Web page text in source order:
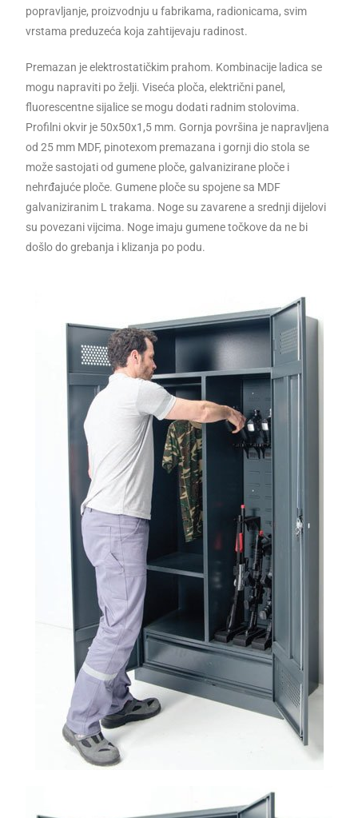
popravljanje, proizvodnju u fabrikama, radionicama, svim
vrstama preduzeća koja zahtijevaju radinost.
Premazan je elektrostatičkim prahom. Kombinacije ladica se
mogu napraviti po želji. Viseća ploča, električni panel,
fluorescentne sijalice se mogu dodati radnim stolovima.
Profilni okvir je 50x50x1,5 mm. Gornja površina je napravljena
od 25 mm MDF, pinotexom premazana i gornji dio stola se
može sastojati od gumene ploče, galvanizirane ploče i
nehrđajuće ploče. Gumene ploče su spojene sa MDF
galvaniziranim L trakama. Noge su zavarene a srednji dijelovi
su povezani vijcima. Noge imaju gumene točkove da ne bi
došlo do grebanja i klizanja po podu.